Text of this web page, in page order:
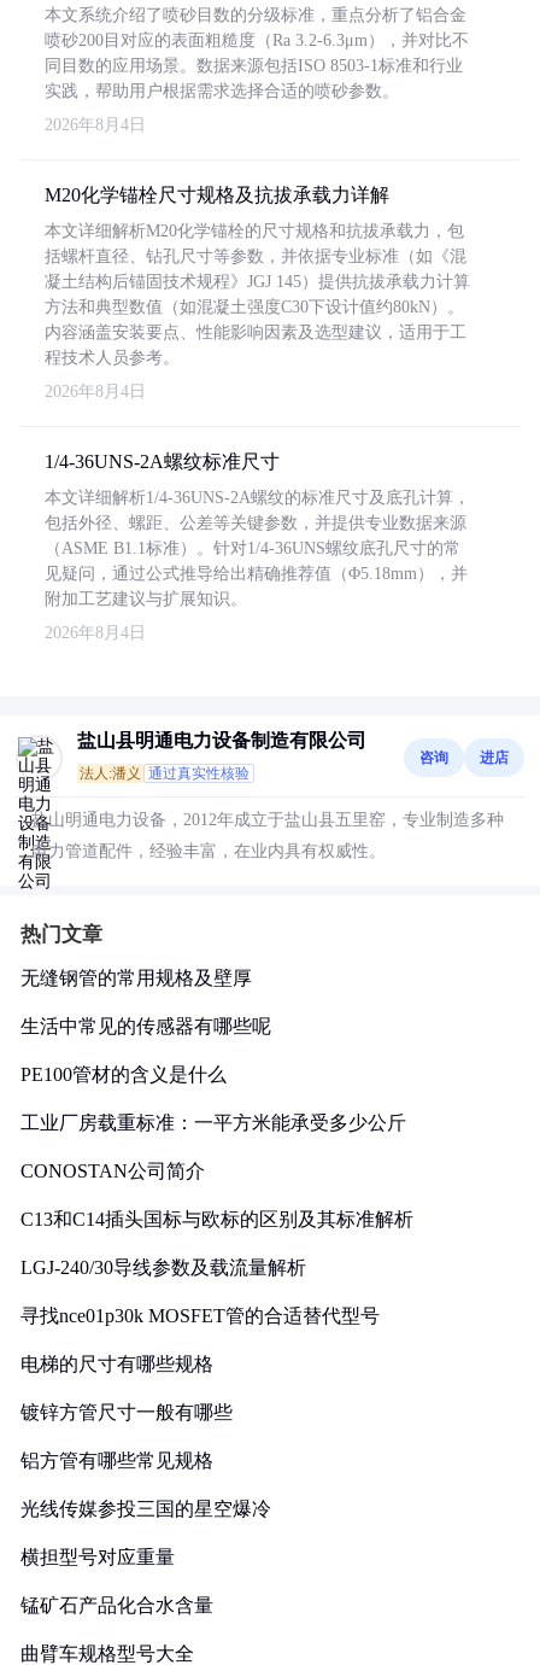
本文系统介绍了喷砂目数的分级标准，重点分析了铝合金
喷砂200目对应的表面粗糙度（Ra 3.2-6.3μm），并对比不
同目数的应用场景。数据来源包括ISO 8503-1标准和行业
实践，帮助用户根据需求选择合适的喷砂参数。
2026年8月4日
M20化学锚栓尺寸规格及抗拔承载力详解
本文详细解析M20化学锚栓的尺寸规格和抗拔承载力，包
括螺杆直径、钻孔尺寸等参数，并依据专业标准（如《混
凝土结构后锚固技术规程》JGJ 145）提供抗拔承载力计算
方法和典型数值（如混凝土强度C30下设计值约80kN）。
内容涵盖安装要点、性能影响因素及选型建议，适用于工
程技术人员参考。
2026年8月4日
1/4-36UNS-2A螺纹标准尺寸
本文详细解析1/4-36UNS-2A螺纹的标准尺寸及底孔计算，
包括外径、螺距、公差等关键参数，并提供专业数据来源
（ASME B1.1标准）。针对1/4-36UNS螺纹底孔尺寸的常
见疑问，通过公式推导给出精确推荐值（Φ5.18mm），并
附加工艺建议与扩展知识。
2026年8月4日
盐山县明通电力设备制造有限公司
法人:潘义 通过真实性核验
咨询 进店
盐山明通电力设备，2012年成立于盐山县五里窑，专业制造多种
电力管道配件，经验丰富，在业内具有权威性。
热门文章
无缝钢管的常用规格及壁厚
生活中常见的传感器有哪些呢
PE100管材的含义是什么
工业厂房载重标准：一平方米能承受多少公斤
CONOSTAN公司简介
C13和C14插头国标与欧标的区别及其标准解析
LGJ-240/30导线参数及载流量解析
寻找nce01p30k MOSFET管的合适替代型号
电梯的尺寸有哪些规格
镀锌方管尺寸一般有哪些
铝方管有哪些常见规格
光线传媒参投三国的星空爆冷
横担型号对应重量
锰矿石产品化合水含量
曲臂车规格型号大全